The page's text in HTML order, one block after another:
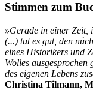
Stimmen zum
»Gerade in einer Zeit,
(...) tut es gut, den
eines Historikers und
Wolles
des eigenen Lebens
Christina Tilmann,